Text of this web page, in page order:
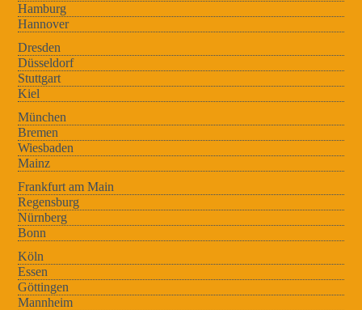
Hamburg
Hannover
Dresden
Düsseldorf
Stuttgart
Kiel
München
Bremen
Wiesbaden
Mainz
Frankfurt am Main
Regensburg
Nürnberg
Bonn
Köln
Essen
Göttingen
Mannheim